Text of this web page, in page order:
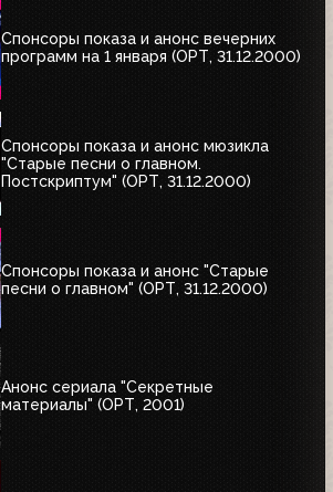
Спонсоры показа и анонс вечерних
программ на 1 января (ОРТ, 31.12.2000)
Спонсоры показа и анонс мюзикла
"Старые песни о главном.
Постскриптум" (ОРТ, 31.12.2000)
Спонсоры показа и анонс "Старые
песни о главном" (ОРТ, 31.12.2000)
Анонс сериала "Секретные
материалы" (ОРТ, 2001)